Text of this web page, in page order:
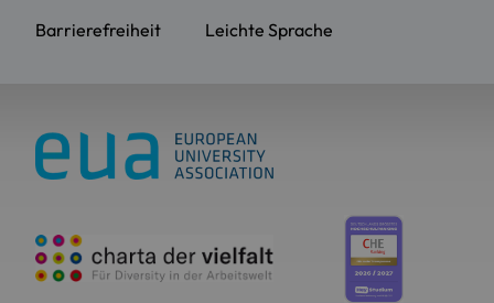
Barrierefreiheit Leichte Sprache